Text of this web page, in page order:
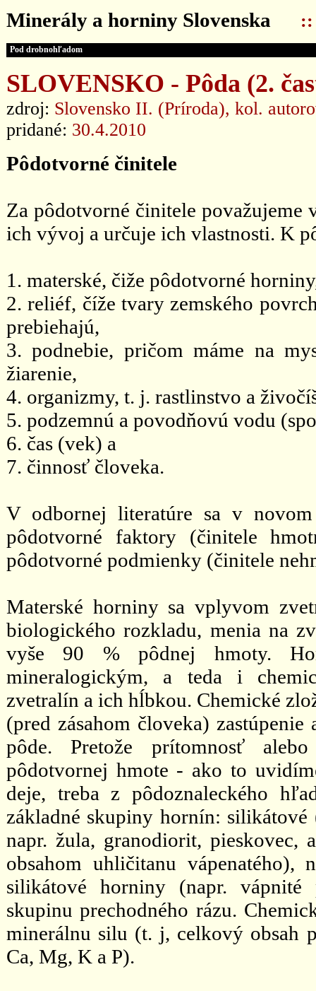
Minerály a horniny Slovenska ::
Pod drobnohľadom
SLOVENSKO - Pôda (2.
zdroj: Slovensko II. (Príroda), kol.
pridané: 30.4.2010
Pôdotvorné činitele
Za pôdotvorné činitele považujeme
ich vývoj a určuje ich vlastnosti. K
1. materské, čiže pôdotvorné
2. reliéf, číže tvary zemského
prebiehajú,
3. podnebie, pričom máme na
žiarenie,
4. organizmy, t. j. rastlinstvo a
5. podzemnú a povodňovú vodu
6. čas (vek) a
7. činnosť človeka.
V odbornej literatúre sa v
pôdotvorné faktory (činitele
pôdotvorné podmienky (činitele
Materské horniny sa vplyvom
biologického rozkladu, menia na
vyše 90 % pôdnej hmoty.
mineralogickým, a teda i
zvetralín a ich hĺbkou. Chemické
(pred zásahom človeka)
pôde. Pretože prítomnosť
pôdotvornej hmote - ako to
deje, treba z pôdoznaleckého
základné skupiny hornín:
napr. žula, granodiorit, pieskovec,
obsahom uhličitanu
silikátové horniny (napr. vápnité
skupinu prechodného rázu.
minerálnu silu (t. j, celkový obsah
Ca, Mg, K a P).